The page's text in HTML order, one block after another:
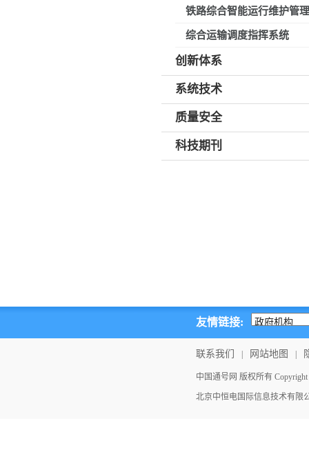
铁路综合智能运行维护管
综合运输调度指挥系统
创新体系
系统技术
质量安全
科技期刊
友情链接:
联系我们 网站地图
中国通号网 版权所有
北京中恒电国际信息技术有限